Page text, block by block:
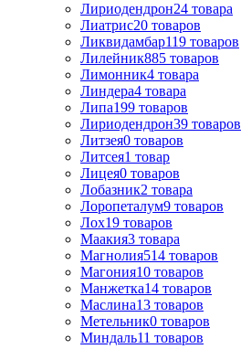
Лиpиодендpон24 товара
Лиатрис20 товаров
Ликвидамбар119 товаров
Лилейник885 товаров
Лимонник4 товара
Линдера4 товара
Липа199 товаров
Лириодендрон39 товаров
Литзея0 товаров
Литсея1 товар
Лицея0 товаров
Лобазник2 товара
Лоропеталум9 товаров
Лох19 товаров
Маакия3 товара
Магнолия514 товаров
Магония10 товаров
Манжетка14 товаров
Маслина13 товаров
Метельник0 товаров
Миндаль11 товаров